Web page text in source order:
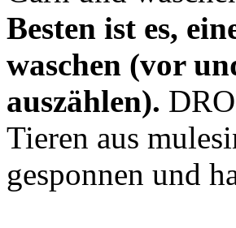
Besten ist es,
waschen (vor
auszählen).
Tieren aus
gesponnen und